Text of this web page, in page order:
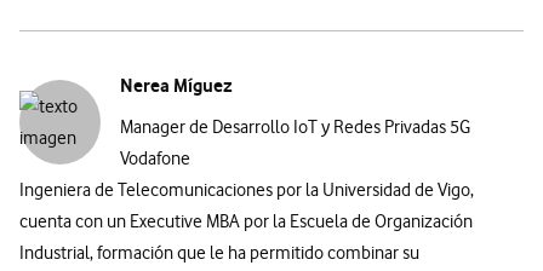
Nerea Míguez
Manager de Desarrollo IoT y Redes Privadas 5G
Vodafone
Ingeniera de Telecomunicaciones por la Universidad de Vigo,
cuenta con un Executive MBA por la Escuela de Organización
Industrial, formación que le ha permitido combinar su